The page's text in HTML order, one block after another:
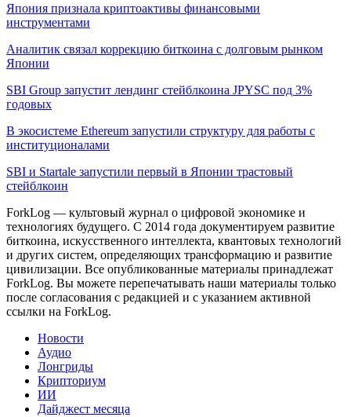
Япония признала криптоактивы финансовыми
инструментами
Аналитик связал коррекцию биткоина с долговым рынком
Японии
SBI Group запустит лендинг стейблкоина JPYSC под 3%
годовых
В экосистеме Ethereum запустили структуру для работы с
институционалами
SBI и Startale запустили первый в Японии трастовый
стейблкоин
ForkLog — культовый журнал о цифровой экономике и
технологиях будущего. С 2014 года документируем развитие
биткоина, искусственного интеллекта, квантовых технологий
и других систем, определяющих трансформацию и развитие
цивилизации. Все опубликованные материалы принадлежат
ForkLog. Вы можете перепечатывать наши материалы только
после согласования с редакцией и с указанием активной
ссылки на ForkLog.
Новости
Аудио
Лонгриды
Крипториум
ИИ
Дайджест месяца